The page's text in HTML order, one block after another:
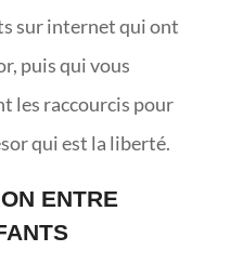
sur internet qui ont
puis qui vous
les raccourcis pour
qui est la liberté.
ENTRE